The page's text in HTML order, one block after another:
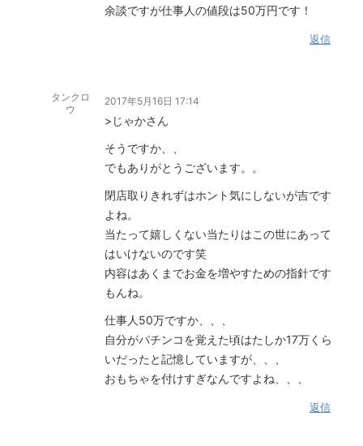
余談ですが仕事人の値段は50万円です！
返信
タンクロ
ウ
2017年5月16日 17:14
>じゃかさん
そうですか、、
でもありがとうございます。。
閉店取りきれずはホント気にしないが吉です
よね。
当たって嬉しくない当たりはこの世にあって
はいけないのです笑
内容はあくまでお金を増やすための指針です
もんね。
仕事人50万ですか、、、
自分がパチンコを覚えた頃はたしか17万くら
いだったと記憶していますが、、、
おもちゃを付けすぎなんですよね、、、
返信